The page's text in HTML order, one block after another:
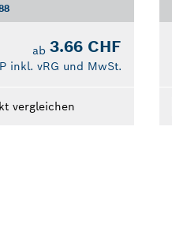
ab 3.66 CHF
inkl. vRG und MwSt.
vergleichen